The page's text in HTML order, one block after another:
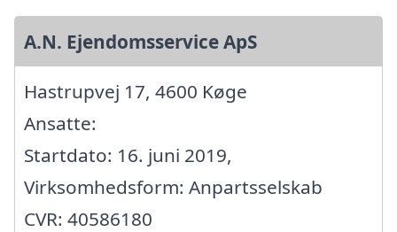
A.N. Ejendomsservice ApS
Hastrupvej 17, 4600 Køge
Ansatte:
Startdato: 16. juni 2019,
Virksomhedsform: Anpartsselskab
CVR: 40586180